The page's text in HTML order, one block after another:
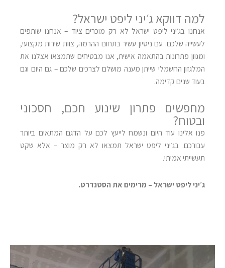
למה דווקא ג׳יני ליפט ישראל?
אנחנו בג׳יני ליפט ישראל לא רק מוכרים ציוד – אנחנו שותפים
לעשייה שלכם. עם ניסיון עשיר בתחום ההרמה, צוות שירות מקצועי,
ומגוון פתרונות בהתאמה אישית, אנו מבטיחים שתמצאו אצלנו את
המלגזון החשמלי שייתן מענה מושלם לצרכים שלכם – גם היום וגם
בעוד שנים קדימה.
מחפשים פתרון שינוע חכם, חסכוני
ובטוח?
פנו אלינו עוד היום ונשמח לייעץ לכם על הדגם המתאים ביותר
עבורכם. בג׳יני ליפט ישראל תמצאו לא רק מוצר – אלא שקט
תעשייתי אמיתי.
ג׳יני ליפט ישראל – מרימים את הסטנדרט.